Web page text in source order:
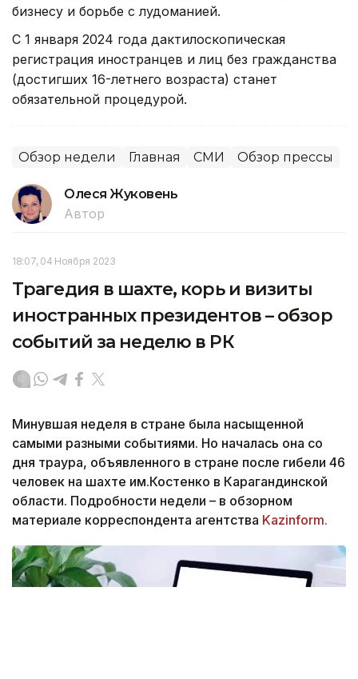
бизнесу и борьбе с лудоманией.
С 1 января 2024 года дактилоскопическая
регистрация иностранцев и лиц без гражданства
(достигших 16-летнего возраста) станет
обязательной процедурой.
Обзор недели Главная СМИ Обзор прессы
Олеся Жуковень
Автор
18:07, 04 Ноября 2023
Трагедия в шахте, корь и визиты
иностранных президентов – обзор
событий за неделю в РК
Минувшая неделя в стране была насыщенной
самыми разными событиями. Но началась она со
дня траура, объявленного в стране после гибели 46
человек на шахте им.Костенко в Карагандинской
области. Подробности недели – в обзорном
материале корреспондента агентства Kazinform.